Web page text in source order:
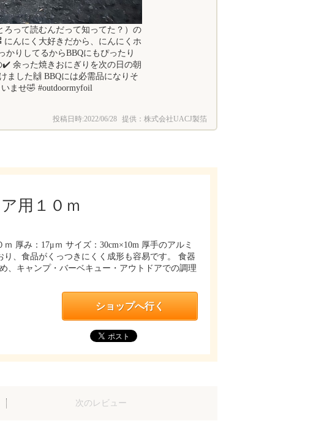
って読むんだって知ってた？）の
んにく大好きだから、にんにくホ
りしてるからBBQにもぴったり
✔️ 余った焼きおにぎりを次の日の朝
ました🙌 BBQには必需品になりそ
ませ🤣 #outdoormyfoil
投稿日時:2022/06/28 提供：株式会社UACJ製箔
用１０ｍ
厚み：17μｍ サイズ：30cm×10m 厚手のアルミ
、食品がくっつきにくく成形も容易です。 食器
、キャンプ・バーベキュー・アウトドアでの調理
ショップへ行く
次のレビュー